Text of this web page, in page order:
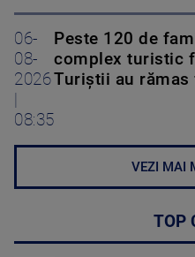
06-
08-
2026
08:35
Peste 120 de
complex turistic
Turiștii au rămas
VEZI MAI
TOP